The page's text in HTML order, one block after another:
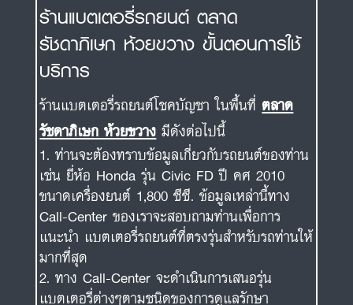
ร้านแบตเตอรี่รถยนต์ ตลาด
รัชดาภิเษก ห้วยขวาง ขั้นตอนการใช้
บริการ
ร้านแบตเตอรี่รถยนต์โชคบัญชา ในพื้นที่ ตลาด
รัชดาภิเษก ห้วยขวาง มีดังต่อไปนี้
ท่านจะต้องทราบข้อมูลเกี่ยวกับรถยนต์ของท่าน
เช่น ยี่ห้อ Honda รุ่น Civic FD ปี คศ 2010
ขนาดเครื่องยนต์ 1,800 ซีซี. ข้อมูลเหล่านี้ทาง
Call-Center ของเราจะสอบถามท่านเพื่อการ
แนะนำ แบตเตอรี่รถยนต์ที่ตรงรุ่นสำหรับรถท่านให้
มากที่สุด
ทาง Call-Center จะดำเนินการเสนอรุ่น
แบตเตอรี่ต่างๆตามชนิดของการดูแลรักษา